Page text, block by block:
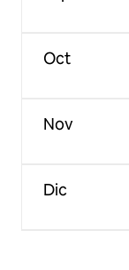
Oct
Nov
Dic